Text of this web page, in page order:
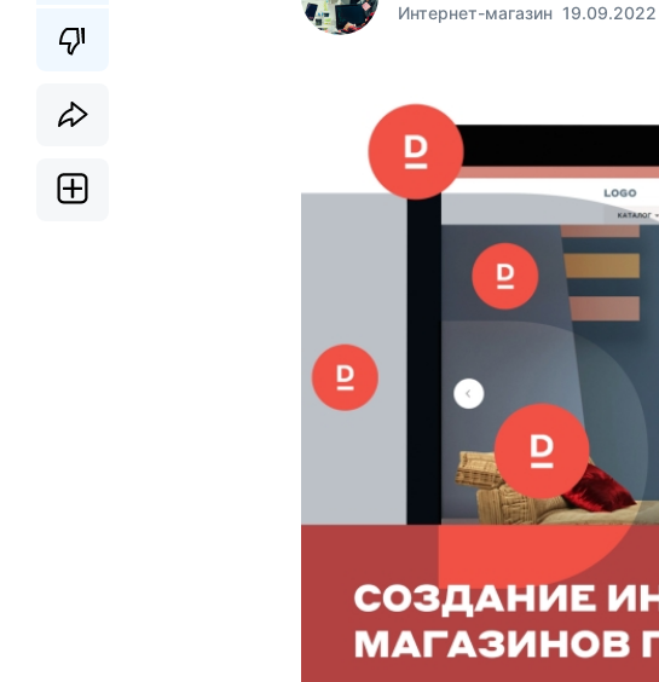
Интернет-магазин 19.09.2022